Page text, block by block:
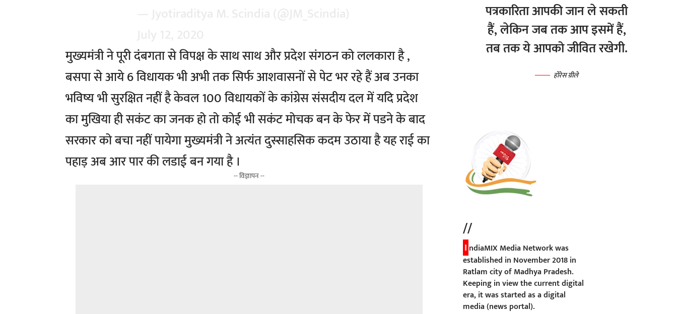
मुख्यमंत्री ने पूरी दंबगता से विपक्ष के साथ साथ और प्रदेश संगठन को ललकारा है ,
बसपा से आये 6 विधायक भी अभी तक सिर्फ आशवासनों से पेट भर रहे हैं अब उनका
भविष्य भी सुरक्षित नहीं है केवल 100 विधायकों के कांग्रेस संसदीय दल में यदि प्रदेश
का मुखिया ही सकंट का जनक हो तो कोई भी सकंट मोचक बन के फेर में पडने के बाद
सरकार को बचा नहीं पायेगा मुख्यमंत्री ने अत्यंत दुस्साहसिक कदम उठाया है यह राई का
पहाड़ अब आर पार की लडाई बन गया है ।
-- विज्ञापन --
पत्रकारिता आपकी जान ले सकती
हैं, लेकिन जब तक आप इसमें हैं,
तब तक ये आपको जीवित रखेगी.
होरेस ग्रीले
//
I ndiaMIX Media Network was
established in November 2018 in
Ratlam city of Madhya Pradesh.
Keeping in view the current digital
era, it was started as a digital
media (news portal).